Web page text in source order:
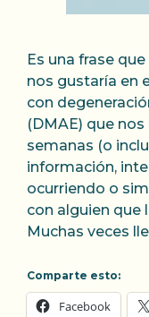
Es una frase
nos gustaría en
con
(DMAE) que
semanas (o
información,
ocurriendo o
con alguien que
Muchas veces
Comparte esto:
Facebook